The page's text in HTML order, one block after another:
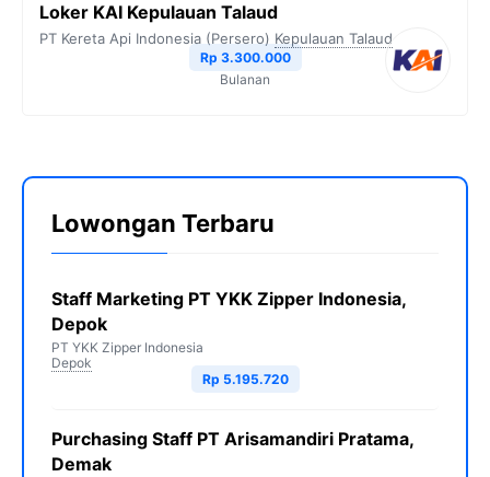
Loker KAI Kepulauan Talaud
PT Kereta Api Indonesia (Persero) Kepulauan Talaud
Rp 3.300.000
Bulanan
Lowongan Terbaru
Staff Marketing PT YKK Zipper Indonesia,
Depok
PT YKK Zipper Indonesia
Depok
Rp 5.195.720
Purchasing Staff PT Arisamandiri Pratama,
Demak